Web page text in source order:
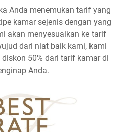
Anda menemukan tarif yang
kamar sejenis dengan yang
akan menyesuaikan ke tarif
dari niat baik kami, kami
50% dari tarif kamar di
Anda.